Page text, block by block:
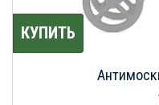
КУПИТЬ